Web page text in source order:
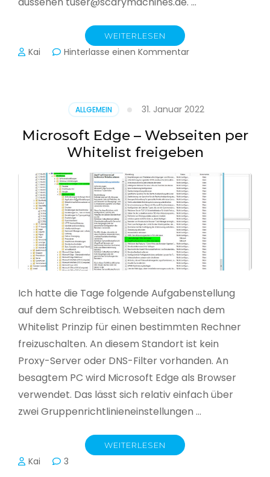
WEITERLESEN
Kai Hinterlasse einen Kommentarzu
(UPN)
im
Active
Directory
ALLGEMEIN 31. Januar 2022
Microsoft Edge – Webseiten per
Whitelist freigeben
Ich hatte die Tage folgende Aufgabenstellung
auf dem Schreibtisch. Webseiten nach dem
Whitelist Prinzip für einen bestimmten Rechner
freizuschalten. An diesem Standort ist kein
Proxy-Server oder DNS-Filter vorhanden. An
besagtem PC wird Microsoft Edge als Browser
verwendet. Das lässt sich relativ einfach über
zwei Gruppenrichtlinieneinstellungen …
WEITERLESEN
Kai 3